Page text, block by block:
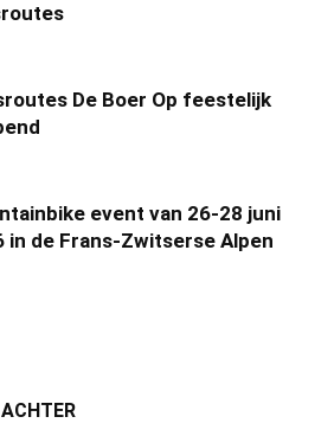
De Boer Op feestelijk
event van 26-28 juni
in de Frans-Zwitserse Alpen